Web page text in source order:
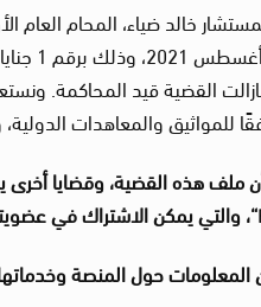
خالد ضياء، المحام العام
ومازالت القضية قيد المحاكمة.
للمواثيق والمعاهدات
ملف هذه القضية، وقضايا
، والتي يمكن الاشتراك في
المعلومات حول المنصة